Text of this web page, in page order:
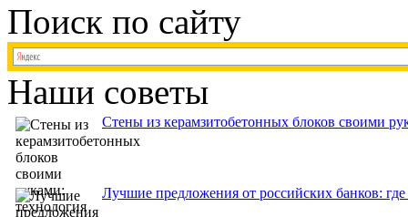
Поиск по сайту
Наши советы
Стены из керамзитобетонных блоков своими
Лучшие предложения от российских банков: